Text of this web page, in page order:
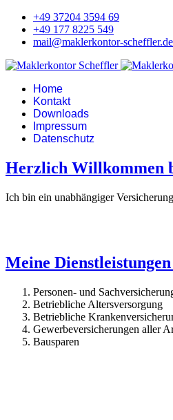
+49 37204 3594 69
+49 177 8225 549
mail@maklerkontor-scheffler.de
Home
Kontakt
Downloads
Impressum
Datenschutz
Herzlich Willkommen
Ich bin ein unabhängiger
Meine
Personen- und
Betriebliche Altersversorgung
Betriebliche
Gewerbeversicherungen aller
Bausparen